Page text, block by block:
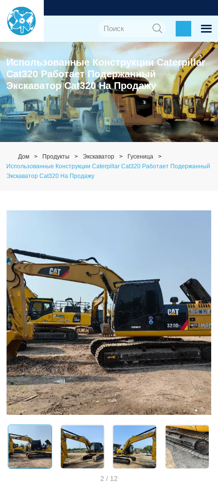
Использованные Конструкции Caterpillar
Cat320 Работает Подержанный
Экскаватор Cat320 На Продажу
Дом Продукты Экскаватор
Гусеница
Использованные Конструкции Caterpillar Cat320 Работает Подержанный
Экскаватор Cat320 На Продажу
2 / 12